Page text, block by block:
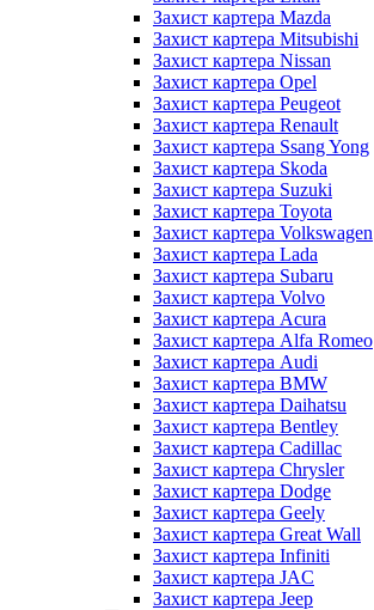
Захист картера Mazda
Захист картера Mitsubishi
Захист картера Nissan
Захист картера Opel
Захист картера Peugeot
Захист картера Renault
Захист картера Ssang Yong
Захист картера Skoda
Захист картера Suzuki
Захист картера Toyota
Захист картера Volkswagen
Захист картера Lada
Захист картера Subaru
Захист картера Volvo
Захист картера Acura
Захист картера Alfa Romeo
Захист картера Audi
Захист картера BMW
Захист картера Daihatsu
Захист картера Bentley
Захист картера Cadillac
Захист картера Chrysler
Захист картера Dodge
Захист картера Geely
Захист картера Great Wall
Захист картера Infiniti
Захист картера JAC
Захист картера Jeep